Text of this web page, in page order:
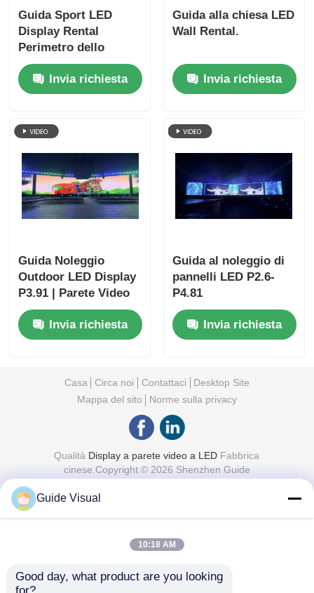
Guida Sport LED
Display Rental
Perimetro dello
stadio e tabella di
punteggioInvia richiesta
Guida alla chiesa LED
Wall Rental.
Invia richiesta
Guida Noleggio
Outdoor LED Display
P3.91 | Parete Video
Impermeabile IP65
Invia richiesta
Guida al noleggio di
pannelli LED P2.6-
P4.81
Invia richiesta
Casa Circa noi Contattaci
Desktop Site
Mappa del sito
Norme sulla privacy
Qualità Display a parete video a LED Fabbrica
cinese.Copyright © 2026 Shenzhen Guide
Guide Visual
10:18 AM
Good day, what product are you looking